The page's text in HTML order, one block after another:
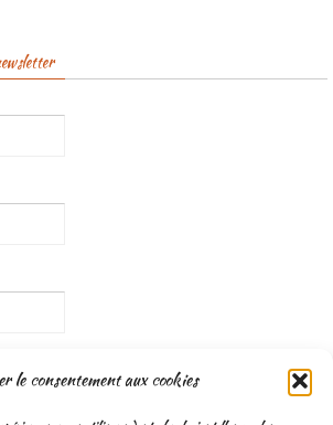
le consentement aux cookies
privées et ne les partageons qu’avec les
ce service possible.Lisez notre politique de